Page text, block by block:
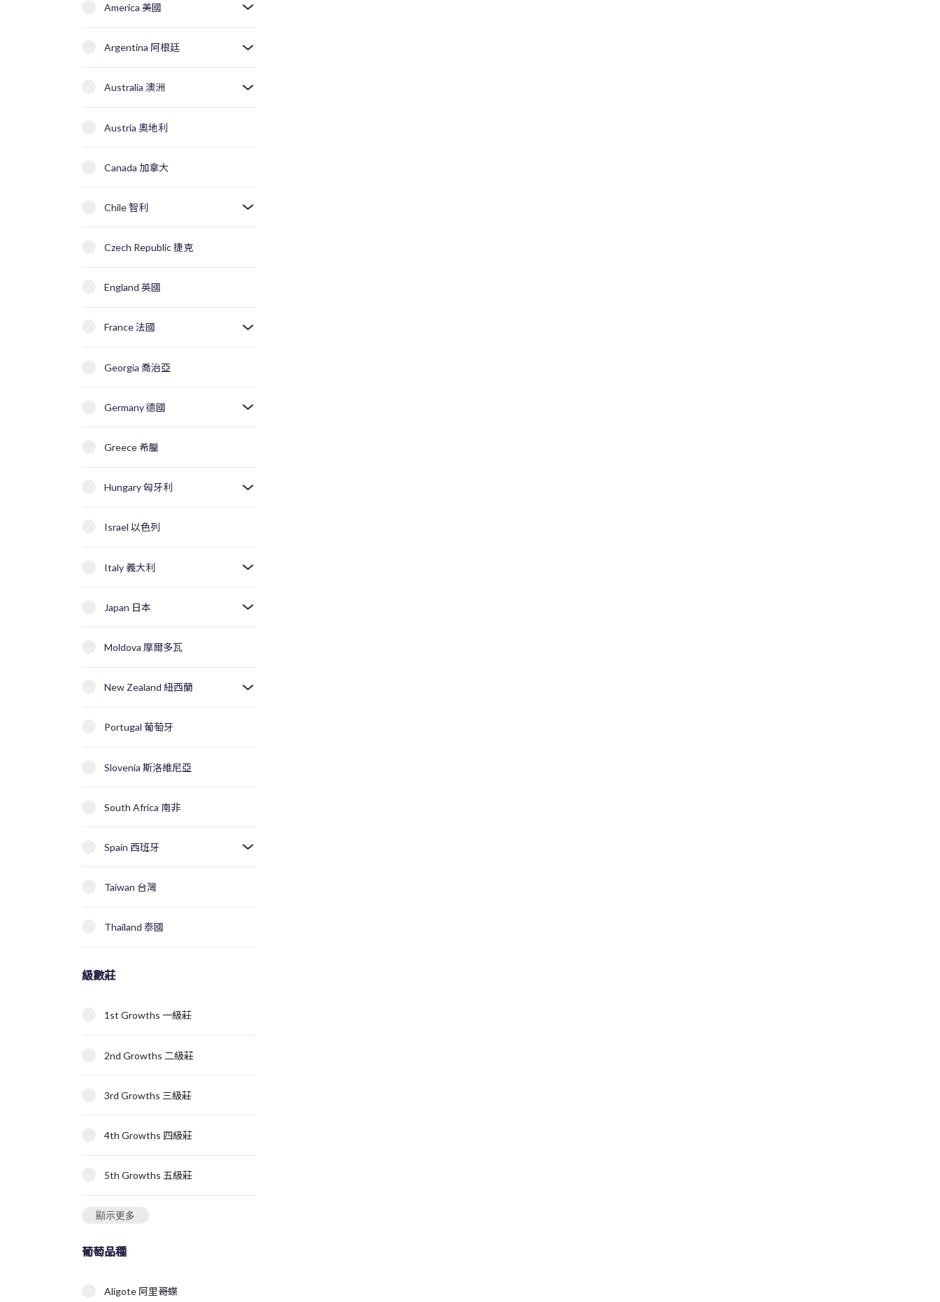
America 美國
Argentina 阿根廷
Australia 澳洲
Austria 奧地利
Canada 加拿大
Chile 智利
Czech Republic 捷克
England 英國
France 法國
Georgia 喬治亞
Germany 德國
Greece 希臘
Hungary 匈牙利
Israel 以色列
Italy 義大利
Japan 日本
Moldova 摩爾多瓦
New Zealand 紐西蘭
Portugal 葡萄牙
Slovenia 斯洛維尼亞
South Africa 南非
Spain 西班牙
Taiwan 台灣
Thailand 泰國
級數莊
1st Growths 一級莊
2nd Growths 二級莊
3rd Growths 三級莊
4th Growths 四級莊
5th Growths 五級莊
顯示更多
葡萄品種
Aligote 阿里哥蝶